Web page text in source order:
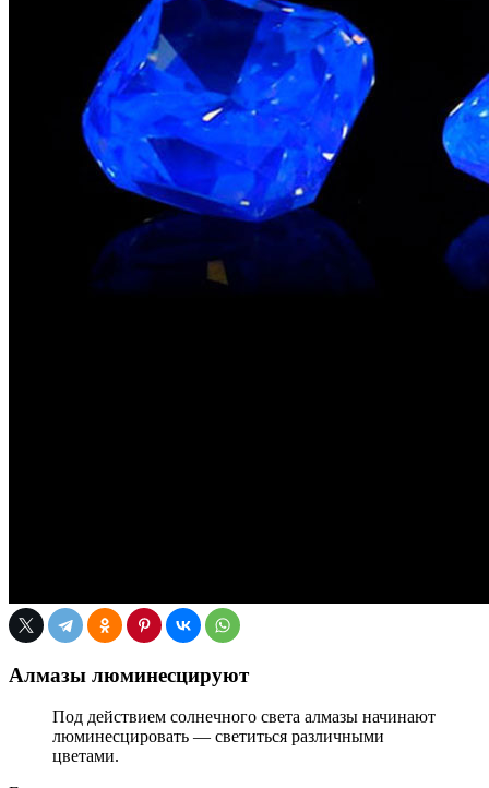
Алмазы люминесцируют
Под действием солнечного света алмазы начинают
люминесцировать — светиться различными
цветами.